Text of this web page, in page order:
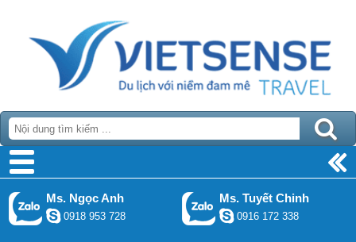
Ms. Ngọc Anh
0918 953 728
Ms. Tuyết Chinh
0916 172 338